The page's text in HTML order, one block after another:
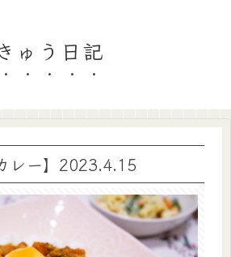
きゅう日記
レー】2023.4.15